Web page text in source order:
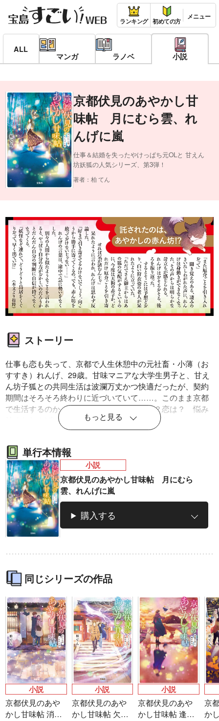
ランキング 初めての方
ラノベ
画
2026年秋、TVアニメ
『魔法少女育成計画
restart』放送決定！
こゆれて
紙で復刊！
世界でも鍵屋さ
（
ALL
マンガ ラノベ 小説
京都伏見のあやかし甘
味帖 月にむら雲、れ
んげに嵐
仕事＆結婚を失ったやけっぱち元OLと 甘えん
坊妖狐の人気シリーズ、第3弾！
著者：柏 てん
ストーリー
仕事も恋も失って、京都で人生休憩中の元社畜・小薄（お
すすき）れんげ、29歳。甘味マニアな大学生男子と、甘え
ん坊子狐との共同生活は波瀾万丈かつ快適だったが、契約
期間はそろそろ終わりに近づいていて……。このまま京都
で生活するのか、東京に戻るのか、仕事は？恋は？ 悩み
始めたれんげに新たなトラブル勃発！ いったい、この赤
ん坊はどこから来たの!? 子育てどころか、未婚のれんげ
どっちだ！ あやかし不思議物語、第3弾！
もっと見る
単行本情報
小説
京都伏見のあやかし甘味帖 月にむら
雲、れんげに嵐
購入する
同じシリーズの作品
小説
京都伏見のあや
かし甘味帖 消え
小説
京都伏見のあや
かし甘味帖 欠け
小説
京都伏見のあや
かし甘味帖 逢魔
京
か